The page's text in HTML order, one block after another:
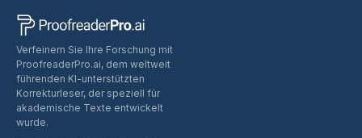
Verfeinern Sie Ihre Forschung mit
ProofreaderPro.ai, dem weltweit
führenden KI-unterstützten
Korrekturleser, der speziell für
akademische Texte entwickelt
wurde.